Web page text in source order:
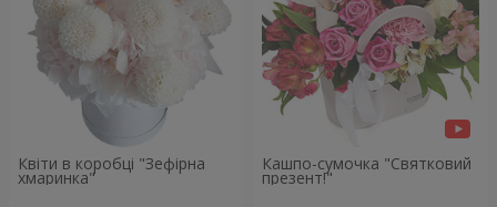
Квіти в коробці "Зефірна
хмаринка"
Кашпо-сумочка "Святковий
презент!"